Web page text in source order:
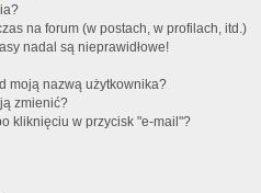
na forum (w postach, w profilach, itd.)
nadal są nieprawidłowe!
moją nazwą użytkownika?
zmienić?
kliknięciu w przycisk "e-mail"?